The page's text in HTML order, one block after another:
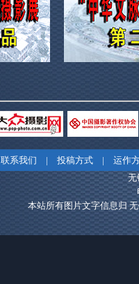
联系我们 | 投稿方式 |
运作
无
本站所有图片文字信息归